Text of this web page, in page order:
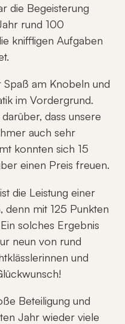
die Begeisterung
rund 100
kniffligen Aufgaben
am Knobeln und
im Vordergrund.
dass unsere
auch sehr
konnten sich 15
einen Preis freuen.
die Leistung einer
denn mit 125 Punkten
solches Ergebnis
neun von rund
und
Beteiligung und
Jahr wieder viele